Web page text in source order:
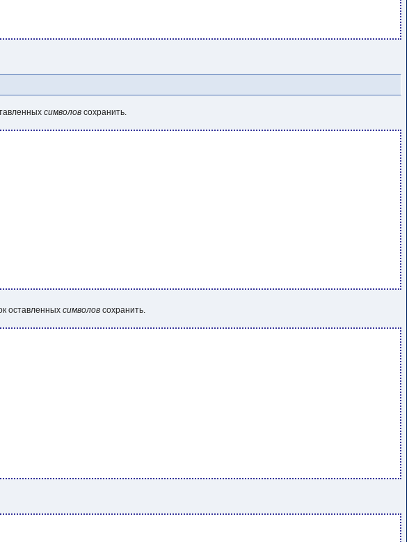
символов сохранить.
оставленныхсимволов сохранить.